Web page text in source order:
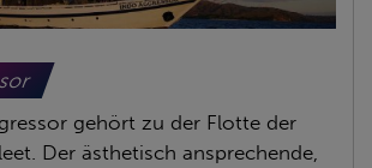
gehört zu der Flotte der
Der ästhetisch ansprechende,